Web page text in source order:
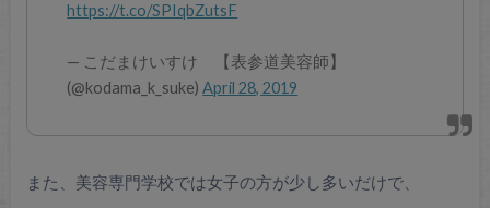
https://t.co/SPIqbZutsF
— こだまけいすけ 【表参道美容師】
(@kodama_k_suke)April 28, 2019
また、美容専門学校では女子の方が少し多いだけで、